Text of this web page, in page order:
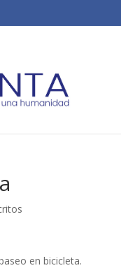
en bicicleta.